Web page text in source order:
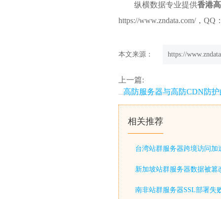
纵横数据专业提供香港
https://www.zndata.com/，QQ
本文来源： https://
上一篇:
高防服务器与高防CDN防
相关推荐
台湾站群服务器跨境访问加
新加坡站群服务器数据被篡
南非站群服务器SSL部署失